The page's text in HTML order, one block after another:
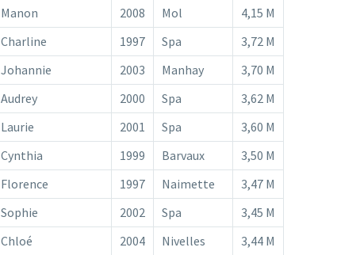
Manon 2008 Mol
4,15 M
Charline 1997 Spa
3,72 M
Johannie 2003 Manhay
3,70 M
Audrey 2000 Spa
3,62 M
Laurie 2001 Spa
3,60 M
Cynthia 1999 Barvaux
3,50 M
Florence 1997 Naimette
3,47 M
Sophie 2002 Spa
3,45 M
Chloé 2004 Nivelles 3,44 M